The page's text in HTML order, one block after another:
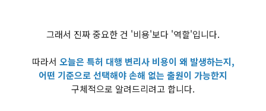
그래서 진짜 중요한 건 '비용'보다 '역할'입니다.
따라서 오늘은 특허 대행 변리사 비용이 왜 발생하는지,
어떤 기준으로 선택해야 손해 없는 출원이 가능한지
구체적으로 알려드리려고 합니다.